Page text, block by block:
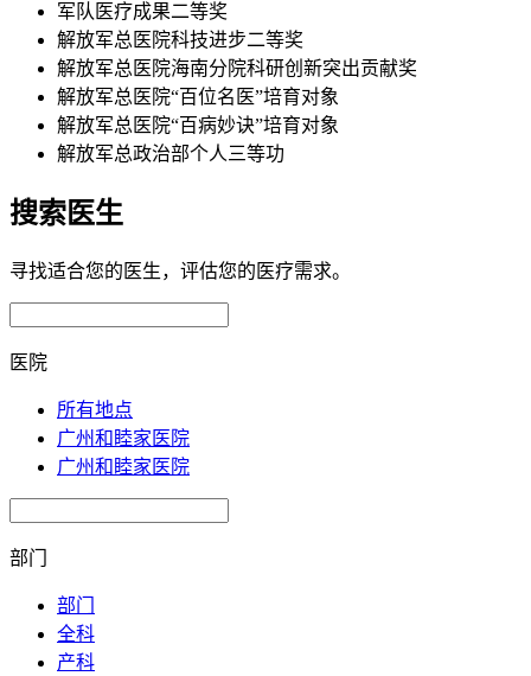
军队医疗成果二等奖
解放军总医院科技进步二等奖
解放军总医院海南分院科研创新突出贡献奖
解放军总医院“百位名医”培育对象
解放军总医院“百病妙诀”培育对象
解放军总政治部个人三等功
搜索医生
寻找适合您的医生，评估您的医疗需求。
医院
所有地点
广州和睦家医院
广州和睦家医院
部门
部门
全科
产科